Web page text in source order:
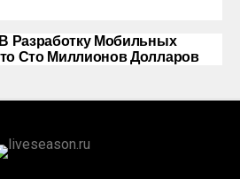
Разработку Мобильных
Сто Миллионов Долларов